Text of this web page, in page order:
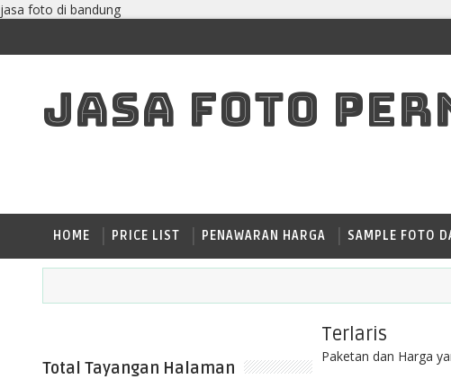
jasa foto di bandung
JASA FOTO
HOME PRICE LIST PENAWARAN HARGA SAMPLE FOTO
Total Tayangan Halaman
Terlaris
Paketan dan Harga